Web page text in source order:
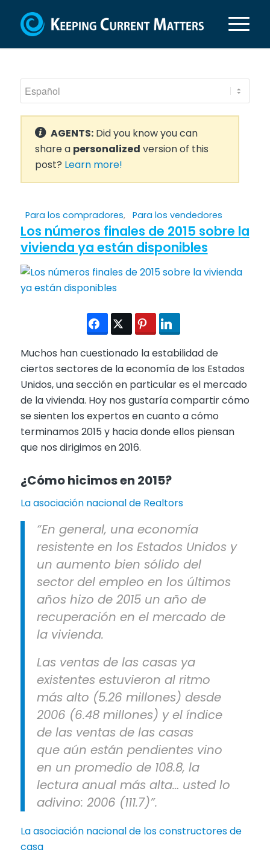
AGENTS:Did you know you can
share a personalized version of this
post? Learn more!
Para los compradores, Para los vendedores
Los números finales de 2015 sobre la
vivienda ya están disponibles
Muchos han cuestionado la estabilidad de
ciertos sectores de la economía de los Estados
Unidos, una sección en particular es el mercado
de la vivienda. Hoy nos gustaría compartir cómo
se sienten los expertos en cuanto a cómo
terminamos 2015 y hacia donde ellos piensan
que nos dirigimos en 2016.
¿Cómo hicimos en 2015?
La asociación nacional de Realtors
“En general, una economía
resistente en los Estados Unidos y
un aumento bien sólido del
sector del empleo en los últimos
años hizo de 2015 un año de
recuperación en el mercado de
la vivienda.
Las ventas de las casas ya
existentes estuvieron al ritmo
más alto (5.26 millones) desde
2006 (6.48 millones) y el índice
de las ventas de las casas
que aún están pendientes vino
en un promedio de 108.8, la
lectura anual más alta… usted lo
adivino: 2006 (111.7)”.
La asociación nacional de los constructores de
casa